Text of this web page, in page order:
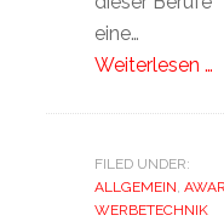
eine…
Weiterlesen …
FILED UNDER:
ALLGEMEIN,
WERBETECHNIK